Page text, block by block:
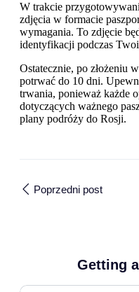
W trakcie
zdjęcia w formacie
wymagania. To zdjęcie
identyfikacji podczas
Ostatecznie, po złożeniu
potrwać do 10 dni.
trwania, ponieważ każde
dotyczących ważnego
plany podróży do Rosji.
Poprzedni post
Getting